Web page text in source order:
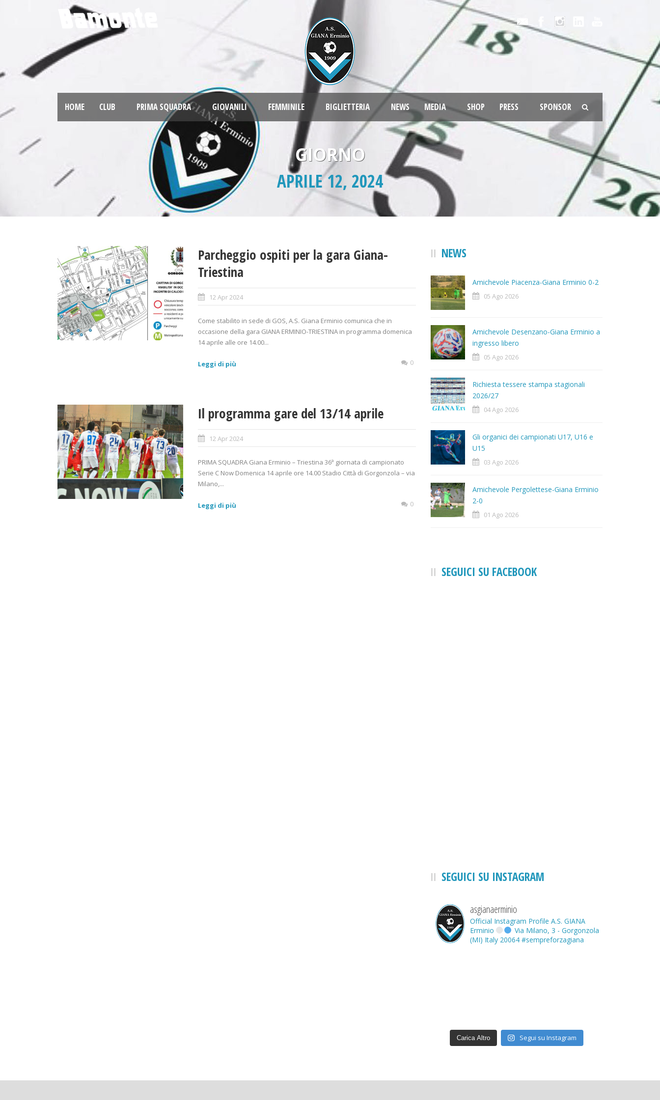
HOME CLUB PRIMA SQUADRA GIOVANILI FEMMINILE BIGLIETTERIA NEWS MEDIA SHOP PRESS SPONSOR
GIORNO
APRILE 12, 2024
Parcheggio ospiti per la gara Giana-
Triestina
12 Apr 2024
Come stabilito in sede di GOS, A.S. Giana Erminio comunica che in
occasione della gara GIANA ERMINIO-TRIESTINA in programma domenica
14 aprile alle ore 14.00...
Leggi di più 0
Il programma gare del 13/14 aprile
12 Apr 2024
PRIMA SQUADRA Giana Erminio – Triestina 36ª giornata di campionato
Serie C Now Domenica 14 aprile ore 14.00 Stadio Città di Gorgonzola – via
Milano,...
Leggi di più 0
NEWS
Amichevole Piacenza-Giana Erminio 0-2
05 Ago 2026
Amichevole Desenzano-Giana Erminio a
ingresso libero
05 Ago 2026
Richiesta tessere stampa stagionali
2026/27
04 Ago 2026
Gli organici dei campionati U17, U16 e
U15
03 Ago 2026
Amichevole Pergolettese-Giana Erminio
2-0
01 Ago 2026
SEGUICI SU FACEBOOK
SEGUICI SU INSTAGRAM
asgianaerminio
Official Instagram Profile A.S. GIANA
Erminio
Via Milano, 3 - Gorgonzola
(MI) Italy 20064 #sempreforzagiana
Carica Altro Segui su Instagram